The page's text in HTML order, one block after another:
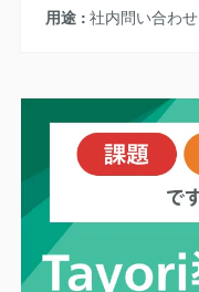
用途
社内問い合わせ